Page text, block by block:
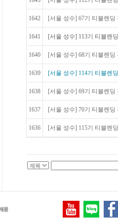
1642 [서울 성수] 67기 티블렌딩
1641 [서울 성수] 113기 티블렌
1640 [서울 성수] 68기 티블렌딩
1639 [서울 성수] 114기 티블렌
1638 [서울 성수] 69기 티블렌딩
1637 [서울 성수] 70기 티블렌딩
1636 [서울 성수] 115기 티블렌